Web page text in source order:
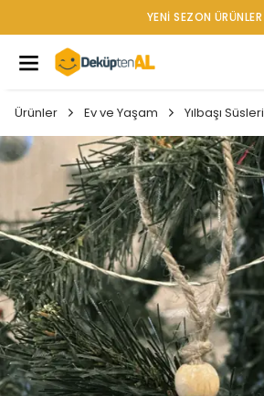
YENI SEZON ÜRÜNLER
Ürünler Ev ve Yaşam Yılbaşı Süsleri